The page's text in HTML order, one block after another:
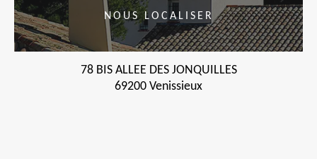
NOUS LOCALISER
78 BIS ALLEE DES JONQUILLES
69200 Venissieux